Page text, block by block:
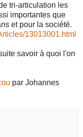
tri-articulation les
importantes que
et pour la société.
13013001.html
savoir à quoi l'on
par Johannes